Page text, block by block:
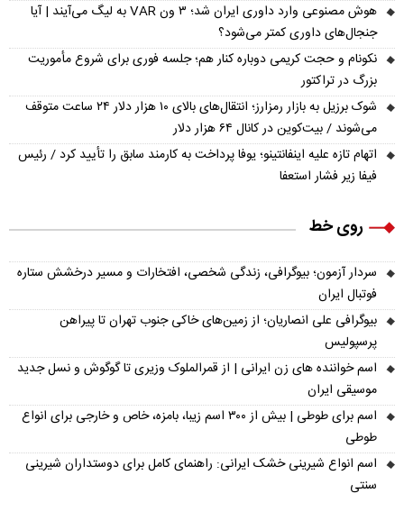
هوش مصنوعی وارد داوری ایران شد؛ ۳ ون VAR به لیگ می‌آیند | آیا
جنجال‌های داوری کمتر می‌شود؟
نکونام و حجت کریمی دوباره کنار هم؛ جلسه فوری برای شروع مأموریت
بزرگ در تراکتور
شوک برزیل به بازار رمزارز؛ انتقال‌های بالای ۱۰ هزار دلار ۲۴ ساعت متوقف
می‌شوند / بیت‌کوین در کانال ۶۴ هزار دلار
اتهام تازه علیه اینفانتینو؛ یوفا پرداخت به کارمند سابق را تأیید کرد / رئیس
فیفا زیر فشار استعفا
روی خط
سردار آزمون؛ بیوگرافی، زندگی شخصی، افتخارات و مسیر درخشش ستاره
فوتبال ایران
بیوگرافی علی انصاریان؛ از زمین‌های خاکی جنوب تهران تا پیراهن
پرسپولیس
اسم خواننده های زن ایرانی | از قمرالملوک وزیری تا گوگوش و نسل جدید
موسیقی ایران
اسم برای طوطی | بیش از ۳۰۰ اسم زیبا، بامزه، خاص و خارجی برای انواع
طوطی
اسم انواع شیرینی خشک ایرانی: راهنمای کامل برای دوستداران شیرینی
سنتی